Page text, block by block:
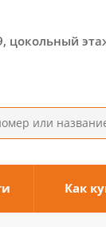
цокольный
Как